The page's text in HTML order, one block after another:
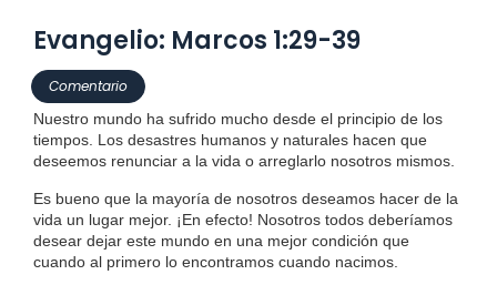
Evangelio: Marcos 1:29-39
Comentario
Nuestro mundo ha sufrido mucho desde el principio de los
tiempos. Los desastres humanos y naturales hacen que
deseemos renunciar a la vida o arreglarlo nosotros mismos.
Es bueno que la mayoría de nosotros deseamos hacer de la
vida un lugar mejor. ¡En efecto! Nosotros todos deberíamos
desear dejar este mundo en una mejor condición que
cuando al primero lo encontramos cuando nacimos.